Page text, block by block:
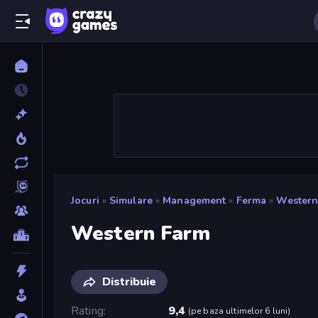
Jocuri » Simulare » Management » Ferma »
Western Farm
Distribuie
Rating
9,4 (pe baza ultimelor 6 luni)